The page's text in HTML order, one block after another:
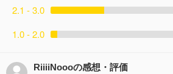
2.1 - 3.0
1.0 - 2.0
RiiiiNoooの感想・評価